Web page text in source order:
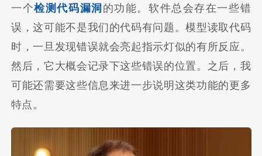
一个检测代码漏洞 的功能。软件总会存在一些错
误，这可能不是我们的代码有问题。模型读取代码
时，一旦发现错误就会亮起指示灯似的有所反应。
然后，它大概会记录下这些错误的位置。之后，我
可能还需要这些信息来进一步说明这类功能的更多
特点。